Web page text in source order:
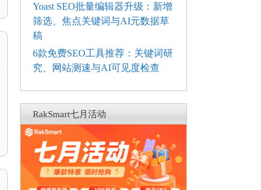
Yoast SEO批量编辑器升级：新增
筛选、焦点关键词与AI元数据草
稿
6款免费SEO工具推荐：关键词研
究、网站测速与AI可见度检查
RakSmart七月活动